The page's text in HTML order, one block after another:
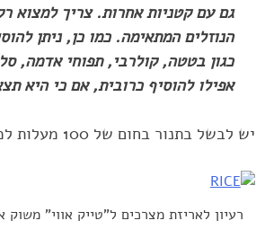
גם עם קטניות אחרות. צריך למצוא
הנוזלים המתאימה. כמו כן, ניתן
כגון ‏בטטה, קולרבי, תפוחי אדמה,
אפילו להוסיף כרובית, אם כי ‏היא
יש לבשל בתנור בחום של 100 מעלות למשך כ-6.5 שעות.‏
רעיון לאריזת מצרכים ל"טייק אווי"